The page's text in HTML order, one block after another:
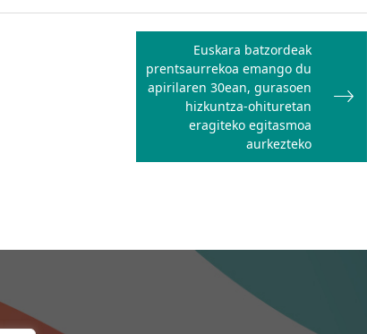
Euskara batzordeak
prentsaurrekoa emango du
apirilaren 30ean, gurasoen
hizkuntza-ohituretan
eragiteko egitasmoa
aurkezteko